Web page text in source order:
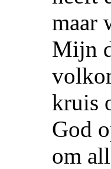
maar
Mijn
kruis
God
om